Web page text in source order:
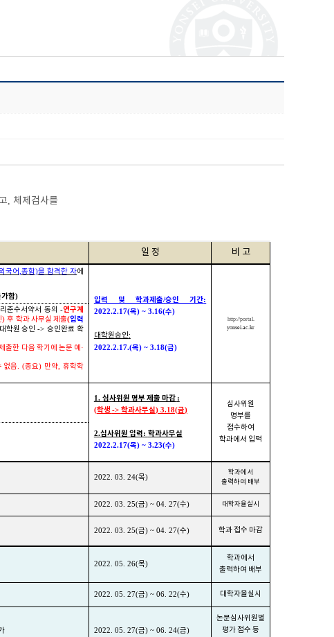
, 체제검사를
일 정 비 고
국어 종합)을 합격한 자에
가함) 입력 및 학과제출/승인 기간:
2022.2.17(목) ~ 3.16(수)
대학원승인:
2022.2.17.(목) ~ 3.18(금)
http://portal.
yonsei.ac.kr
준수서약서 동의-연구계
)후 학과 사무실 제출(입력
대학원 승인->승인완료 확
출한 다음 학기에 논문 예 ·
없음 . (중요) 만약 ,휴학학
1. 심사위원 명부 제출 마감 :
(학생 -> 학과사무실) 3.18(금)
2.심사위원 입력: 학과사무실
2022.2.17(목) ~ 3.23(수)
심사위원
명부를
접수하여
학과에서 입력
2022. 03. 24(목)
학과에서
출력하여 배부
2022. 03. 25(금) ~ 04. 27(수) 대학자율실시
2022. 03. 25(금) ~ 04. 27(수) 학과 접수 마감
2022. 05. 26(목)
학과에서
출력하여 배부
2022. 05. 27(금) ~ 06. 22(수) 대학자율실시
2022. 05. 27(금) ~ 06. 24(금)
논문심사위원별
평가 점수 등